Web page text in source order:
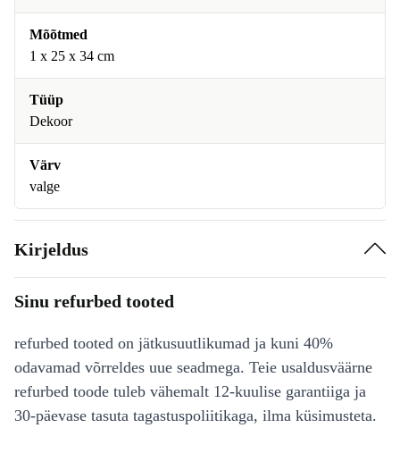
Mõõtmed
1 x 25 x 34 cm
Tüüp
Dekoor
Värv
valge
Kirjeldus
Sinu refurbed tooted
refurbed tooted on jätkusuutlikumad ja kuni 40%
odavamad võrreldes uue seadmega. Teie usaldusväärne
refurbed toode tuleb vähemalt 12-kuulise garantiiga ja
30-päevase tasuta tagastuspoliitikaga, ilma küsimusteta.